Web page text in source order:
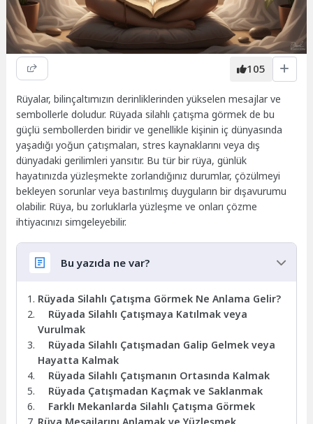
105
Rüyalar, bilinçaltımızın derinliklerinden yükselen mesajlar ve
sembollerle doludur. Rüyada silahlı çatışma görmek de bu
güçlü sembollerden biridir ve genellikle kişinin iç dünyasında
yaşadığı yoğun çatışmaları, stres kaynaklarını veya dış
dünyadaki gerilimleri yansıtır. Bu tür bir rüya, günlük
hayatınızda yüzleşmekte zorlandığınız durumlar, çözülmeyi
bekleyen sorunlar veya bastırılmış duyguların bir dışavurumu
olabilir. Rüya, bu zorluklarla yüzleşme ve onları çözme
ihtiyacınızı simgeleyebilir.
Bu yazıda ne var?
Rüyada Silahlı Çatışma Görmek Ne Anlama Gelir?
Rüyada Silahlı Çatışmaya Katılmak veya
Vurulmak
Rüyada Silahlı Çatışmadan Galip Gelmek veya
Hayatta Kalmak
Rüyada Silahlı Çatışmanın Ortasında Kalmak
Rüyada Çatışmadan Kaçmak ve Saklanmak
Farklı Mekanlarda Silahlı Çatışma Görmek